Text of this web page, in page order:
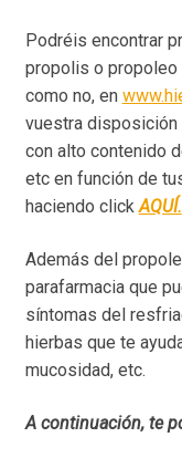
Podréis encontrar
propolis o propoleo
como no, en
vuestra disposición
con alto contenido
etc en función de
haciendo clickAQUÍ.
Además del
parafarmacia que
síntomas del
hierbas que te
mucosidad, etc.
A continuación, te